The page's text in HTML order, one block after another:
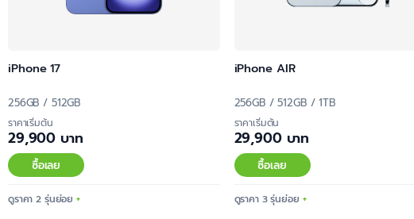
iPhone 17
256GB / 512GB
ราคาเริ่มต้น
29,900 บาท
ซื้อเลย
ดูราคา 2 รุ่นย่อย
iPhone AIR
256GB / 512GB / 1TB
ราคาเริ่มต้น
29,900 บาท
ซื้อเลย
ดูราคา 3 รุ่นย่อย